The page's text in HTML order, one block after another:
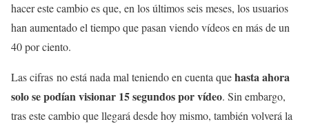
hacer este cambio es que, en los últimos seis meses, los usuarios
han aumentado el tiempo que pasan viendo vídeos en más de un
40 por ciento.
Las cifras no está nada mal teniendo en cuenta quehasta ahora
solo se podían visionar 15 segundos por vídeo. Sin embargo,
tras este cambio que llegará desde hoy mismo, también volverá la